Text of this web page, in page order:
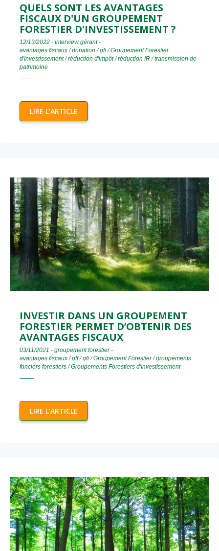
QUELS SONT LES AVANTAGES
FISCAUX D'UN GROUPEMENT
FORESTIER D'INVESTISSEMENT ?
12/13/2022 - Interview gérant-
avantages fiscaux /donation /gfi /Groupement Forestier
d'Investissement/réduction d'impôt/réduction IR /transmission de
patrimoine
LIRE L’ARTICLE
INVESTIR DANS UN GROUPEMENT
FORESTIER PERMET D’OBTENIR DES
AVANTAGES FISCAUX
03/11/2021 - groupement forestier-
avantages fiscaux/gff/gfi/Groupement Forestier/groupements
fonciers forestiers/Groupements Forestiers d'Investissement
LIRE L’ARTICLE